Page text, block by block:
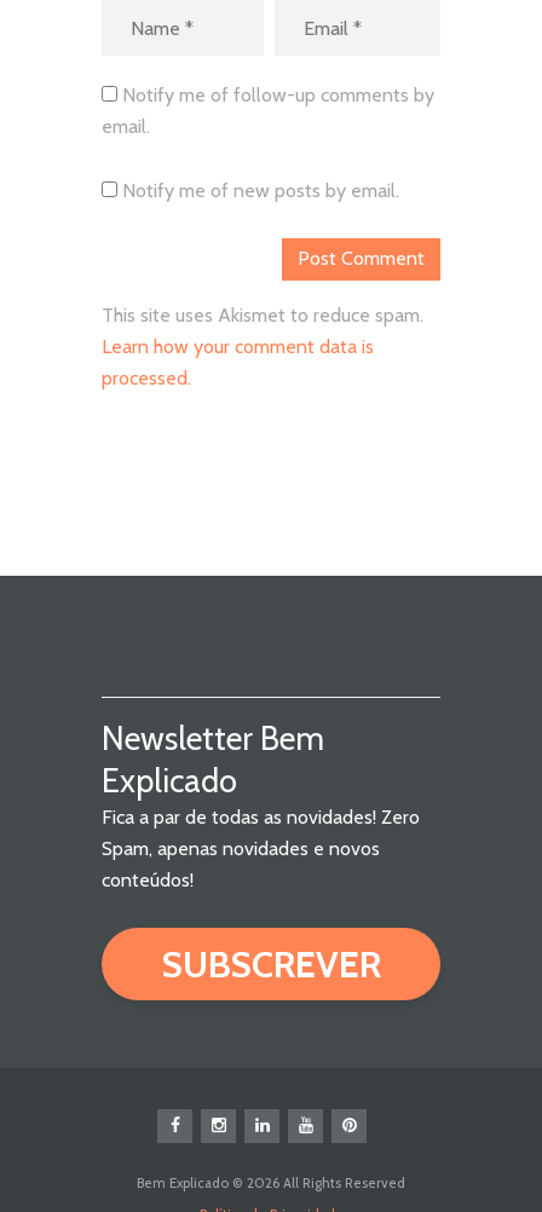
Notify me of follow-up comments by
email.
Notify me of new posts by email.
This site uses Akismet to reduce spam.
Learn how your comment data is
processed.
Newsletter Bem
Explicado
Fica a par de todas as novidades! Zero
Spam, apenas novidades e novos
conteúdos!
SUBSCREVER
Bem Explicado © 2026 All Rights Reserved